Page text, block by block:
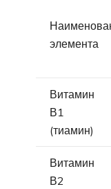
элемента
Витамин
В1
(тиамин)
Витамин
В2